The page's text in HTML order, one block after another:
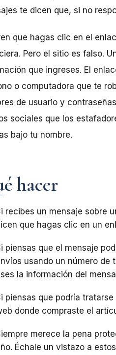
te dicen que, si no
que hagas clic en el
Pero el sitio es falso.
que ingreses. El
o computadora que te
de usuario y
sociales que los
bajo tu nombre.
hacer
recibes un mensaje sobre
que hagas clic en un
piensas que el mensaje
usando un número de
la información del
piensas que podría
donde compraste el
merece la pena
Échale un vistazo a